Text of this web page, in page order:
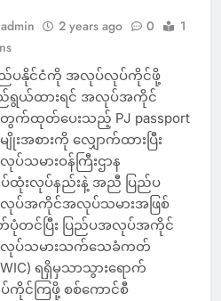
admin 2 years ago 0
1
ည်ပနိုင်ငံကို အလုပ်လုပ်ကိုင်ဖို့
ရွယ်ထားရင် အလုပ်အကိုင်
က်ထုတ်ပေးသည့် PJ passport
ျိုးအစားကို လျှောက်ထားပြီး
ပ်သမားဝန်ကြီးဌာန
ထုံးလုပ်နည်းနဲ့ အညီ ပြည်ပ
ပ်အကိုင်အလုပ်သမားအဖြစ်
ပုံတင်ပြီး ပြည်ပအလုပ်အကိုင်
ပ်သမားသက်သေခံကတ်
ရရှိမှသာသွားရောက်
ကိုင်ကြဖို့ စစ်ကောင်စီ